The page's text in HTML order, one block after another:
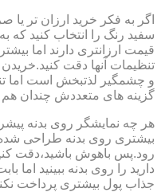
اگر به فکر خرید ارزان تر یا
قیمت ارزانتری دارند اما
تنظیمات آنها دقت
و چشمگیر لذتبخش است اما
گزینه های متعددش چندان هم
هر چه نمایشگر روی بدنه
بیشتری روی بدنه طراحی
رود.پس باهوش باشید،دقت
دارید را روی بدنه ببینید اما
جذاب پول بیشتری پرداخت